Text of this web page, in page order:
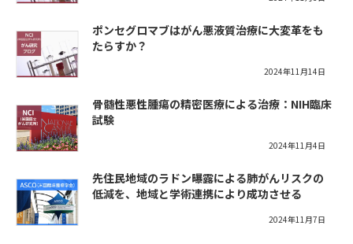
ポンセグロマブはがん悪液質治療に大変革をも
たらすか？
2024年11月14日
骨髄性悪性腫瘍の精密医療による治療：NIH臨床
試験
2024年11月4日
先住民地域のラドン曝露による肺がんリスクの
低減を、地域と学術連携により成功させる
2024年11月7日